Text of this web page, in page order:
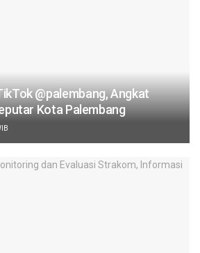
@palembang, Angkat
Kota Palembang